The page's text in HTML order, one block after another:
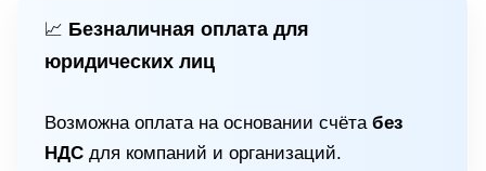
📈 Безналичная оплата для
юридических лиц
Возможна оплата на основании счёта без
НДС для компаний и организаций.